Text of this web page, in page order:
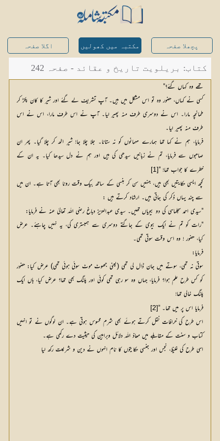
پچھلا صفحہ مکتبہ میں کھولیں اگلا صفحہ
کتاب: بریلویت تاریخ و عقائد - صفحہ 242
تھے وہ کہاں گئے؟"
کسی نے کہاں، حضور وہ تو اس مشکل میں ہیں۔ آپ تشریف لے گئے اور شیر کا کان پکڑ کر
طمانچہ مارا۔ اس نے دوسری طرف منہ پھیر لیا۔ آپ نے اس طرف مارا، اس نے اس
طرف منہ پھیر لیا۔
فرمایا، ہم نے کہا تھا ہمارے مہمانوں کو نہ ستانا۔ جلا چلا جا! شیر اٹھ کر چلا گیا۔ پھر ان
صاحبوں سے فرمایا، تم نے زبانیں سیدھی کی ہیں اور ہم نے دل سیدھا کیا۔ یہ ان کے
خطرے کا جواب تھا! "[1]
کچھ ایسی حکایتیں بھی ہیں، جنہیں سن کر ہنسی کے ساتھ بیک وقت رونا بھی آتا ہے۔ ان میں
سے چند یہاں ذکر کی جاتی ہیں۔ ارشاد کرتے ہیں :
"سیدی احمد سجلماسی کی دو بیویاں تھیں۔ سیدی عبدالعزیز دباغ رضی اللہ تعالیٰ عنہ نے فرمایا:
"رات کو تم نے ایک بیوی کے جاگتے دوسری سے ہمبستری کی، یہ نہیں چاہئے۔ عرض
کیا، حضور ! وہ اس وقت سوتی تھی۔
فرمایا:
سوتی نہ تھی، سوتے میں جان ڈال لی تھی (یعنی جھوٹ موٹ سوئی ہوئی تھی) عرض کیا: حضور
کو کس طرح علم ہوا؟ فرمایا، جہاں وہ سو رہی تھی کوئی اور پلنگ بھی تھا؟ عرض کیا، ہاں ایک
پلنگ خالی تھا!
فرمایا اس پر میں تھا۔ "[2]
اس طرح کی خرافات نقل کرتے ہوئے بھی شرم محسوس ہوتی ہے۔ ان لوگوں نے تو انہیں
کتاب و سنت کے مقابلے میں معاذ اللہ دلائل وبراہین کی حیثیت دے رکھی ہے۔
اسی طرح کی غلیظ، نجس اور جنسی حکایتوں کا نام انہوں نے دین و شریعت رکھ لیا